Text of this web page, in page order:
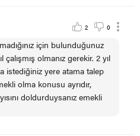
2 0
için bulunduğunuz
çalışmış olmanız gerekir. 2 yıl
istediğiniz yere atama talep
olma konusu ayrıdır,
doldurduysanız emekli